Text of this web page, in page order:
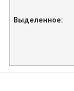
Выделенное: